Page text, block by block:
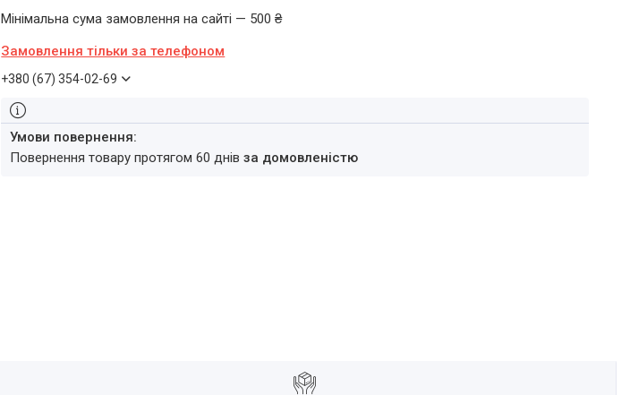
Мінімальна сума замовлення на сайті — 500 ₴
Замовлення тільки за телефоном
+380 (67) 354-02-69
повернення товару протягом 60 днівза домовленістю